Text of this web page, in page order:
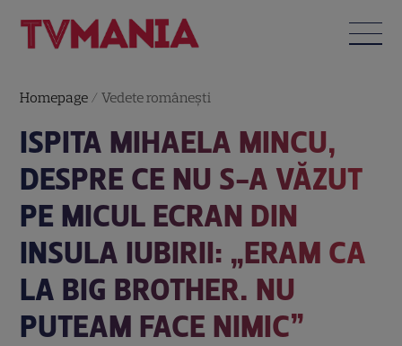
Homepage /Vedete româneşti
ISPITA MIHAELA MINCU,
DESPRE CE NU S-A VĂZUT
PE MICUL ECRAN DIN
INSULA IUBIRII: „ERAM CA
LA BIG BROTHER. NU
PUTEAM FACE NIMIC”